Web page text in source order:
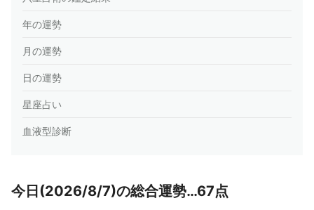
年の運勢
月の運勢
日の運勢
星座占い
血液型診断
今日(2026/8/7)の総合運勢…67点